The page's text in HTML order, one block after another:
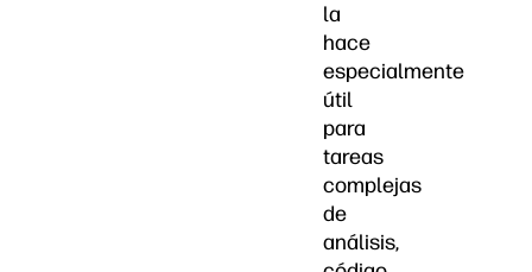
la
hace
especialmente
útil
para
tareas
complejas
de
análisis,